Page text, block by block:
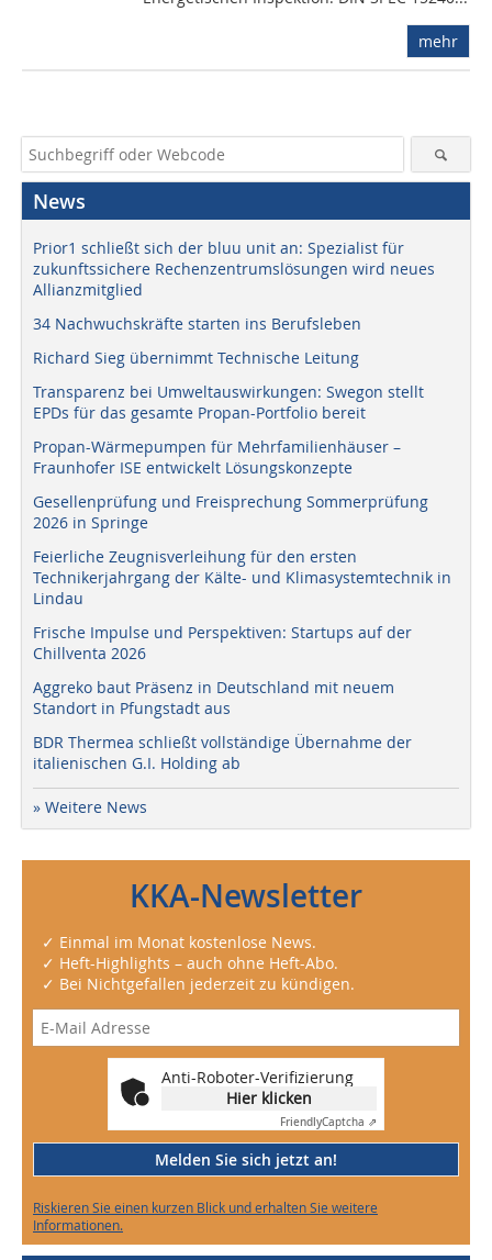
mehr
News
Prior1 schließt sich der bluu unit an: Spezialist für
zukunftssichere Rechenzentrumslösungen wird neues
Allianzmitglied
34 Nachwuchskräfte starten ins Berufsleben
Richard Sieg übernimmt Technische Leitung
Transparenz bei Umweltauswirkungen: Swegon stellt
EPDs für das gesamte Propan-Portfolio bereit
Propan-Wärmepumpen für Mehrfamilienhäuser –
Fraunhofer ISE entwickelt Lösungskonzepte
Gesellenprüfung und Freisprechung Sommerprüfung
2026 in Springe
Feierliche Zeugnisverleihung für den ersten
Technikerjahrgang der Kälte- und Klimasystemtechnik in
Lindau
Frische Impulse und Perspektiven: Startups auf der
Chillventa 2026
Aggreko baut Präsenz in Deutschland mit neuem
Standort in Pfungstadt aus
BDR Thermea schließt vollständige Übernahme der
italienischen G.I. Holding ab
» Weitere News
KKA-Newsletter
✓ Einmal im Monat kostenlose News.
✓ Heft-Highlights – auch ohne Heft-Abo.
✓ Bei Nichtgefallen jederzeit zu kündigen.
Anti-Roboter-Verifizierung
Hier klicken
FriendlyCaptcha ⇗
Melden Sie sich jetzt an!
Riskieren Sie einen kurzen Blick und erhalten Sie weitere
Informationen.